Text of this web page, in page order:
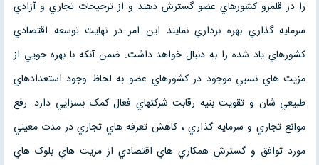
را در قلمرو کشورهاي عضو گسترش دهند و از ترجيحات تجاري و آزادي
سرمايه گذاري بهره برداري نمايند اين امر در نهايت توسعه اقتصادي
کشورهاي ياد شده را به دنبال خواهد داشت. ضمن آنکه با بهره جويي از
مزيت هاي نسبي موجود در کشورهاي عضو به لحاظ وجود استعدادهاي
طبيعي شان و تقويت بنيه رقابت شرکتهاي فعال کمک بسزايي دارد. رفع
موانع تجاري و سرمايه گذاري ، کاهش تعرفه هاي تجاري در مدت معيني
مورد توافق و گسترش همکاري هاي اقتصادي از مزيت هاي بلوک هاي